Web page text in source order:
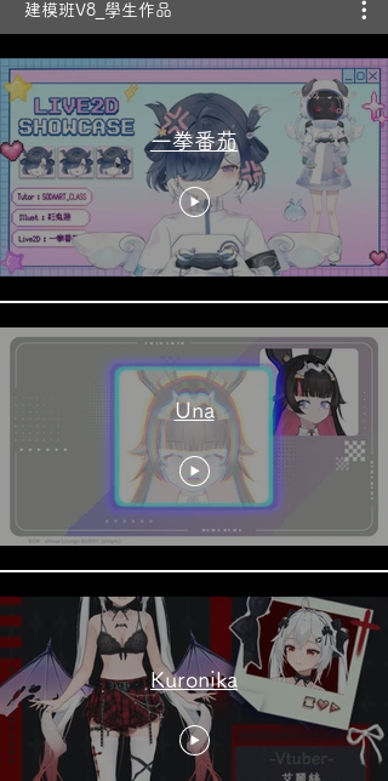
建模班V8_學生作品
一拳番茄
Una
Kuronika